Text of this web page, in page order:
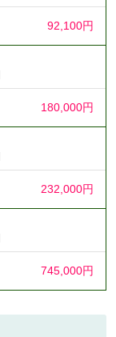
92,100円
180,000円
232,000円
745,000円